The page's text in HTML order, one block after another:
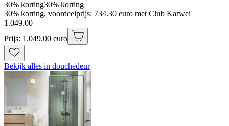
30% korting30% korting
30% korting, voordeelprijs: 734.30 euro met Club Karwei
1 .049.00
Prijs: 1.049.00 euro
Bekijk alles in douchedeur